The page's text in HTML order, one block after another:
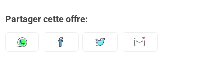
Partager cette offre: